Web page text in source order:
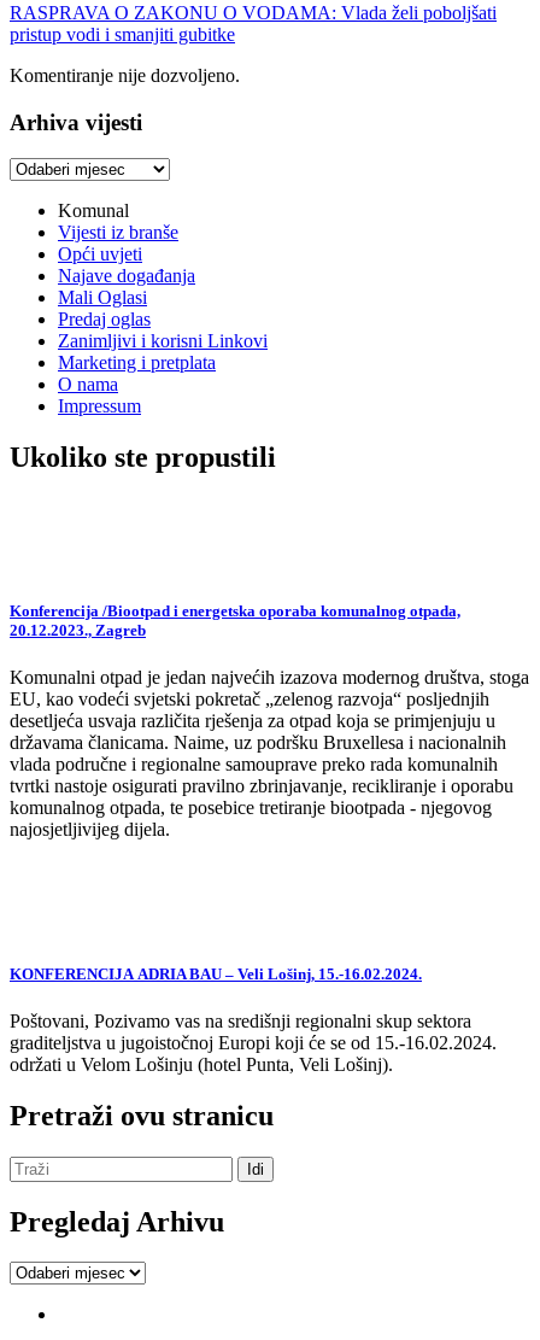
RASPRAVA O ZAKONU O VODAMA: Vlada želi poboljšati
pristup vodi i smanjiti gubitke
Komentiranje nije dozvoljeno.
Arhiva vijesti
Arhiva
Komunal
Vijesti iz branše
Opći uvjeti
Najave događanja
Mali Oglasi
Predaj oglas
Zanimljivi i korisni Linkovi
Marketing i pretplata
O nama
Impressum
Ukoliko ste propustili
Konferencija /Biootpad i energetska oporaba komunalnog otpada,
20.12.2023., Zagreb
Komunalni otpad je jedan najvećih izazova modernog društva, stoga
EU, kao vodeći svjetski pokretač „zelenog razvoja“ posljednjih
desetljeća usvaja različita rješenja za otpad koja se primjenjuju u
državama članicama. Naime, uz podršku Bruxellesa i nacionalnih
vlada područne i regionalne samouprave preko rada komunalnih
tvrtki nastoje osigurati pravilno zbrinjavanje, recikliranje i oporabu
komunalnog otpada, te posebice tretiranje biootpada - njegovog
najosjetljivijeg dijela.
KONFERENCIJA ADRIA BAU – Veli Lošinj, 15.-16.02.2024.
Poštovani, Pozivamo vas na središnji regionalni skup sektora
graditeljstva u jugoistočnoj Europi koji će se od 15.-16.02.2024.
održati u Velom Lošinju (hotel Punta, Veli Lošinj).
Pretraži ovu stranicu
Pregledaj Arhivu
Pregledaj